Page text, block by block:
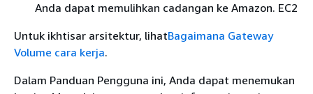
Anda dapat memulihkan cadangan ke Amazon. EC2
Untuk ikhtisar arsitektur, lihatBagaimana Gateway
Volume cara kerja.
Dalam Panduan Pengguna ini, Anda dapat menemukan